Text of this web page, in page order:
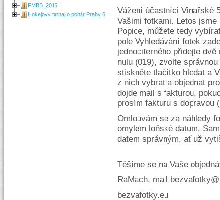
FMBB_2015
Hokejový turnaj o pohár Prahy 6
Vážení účastníci Vinařské
Vašimi fotkami. Letos
Popice, můžete tedy
pole Vyhledávání fotek
jednociferného přidejte
nulu (019), zvolte
stiskněte tlačítko hledat a
z nich vybrat a objednat
dojde mail s fakturou,
prosím fakturu s dopravou
Omlouvám se za náhledy
omylem loňské datum.
datem správným, ať už
Těšíme se na Vaše
RaMach, mail
bezvafotky.eu